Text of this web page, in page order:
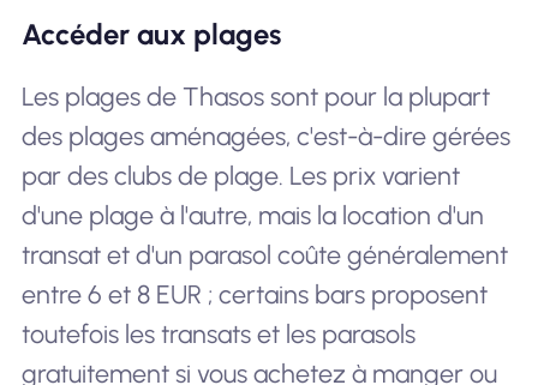
Accéder aux plages
Les plages de Thasos sont pour la plupart
des plages aménagées, c'est-à-dire gérées
par des clubs de plage. Les prix varient
d'une plage à l'autre, mais la location d'un
transat et d'un parasol coûte généralement
entre 6 et 8 EUR ; certains bars proposent
toutefois les transats et les parasols
gratuitement si vous achetez à manger ou